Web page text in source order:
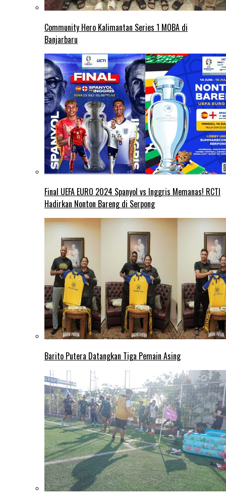
Community Hero Kalimantan Series 1 MOBA di
Banjarbaru
Final UEFA EURO 2024 Spanyol vs Inggris Memanas! RCTI
Hadirkan Nonton Bareng di Serpong
Barito Putera Datangkan Tiga Pemain Asing